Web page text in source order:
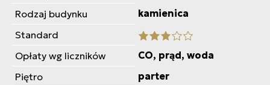
Rodzaj budynku
kamienica
Standard
Opłaty wg liczników
CO, prąd, woda
Piętro
parter